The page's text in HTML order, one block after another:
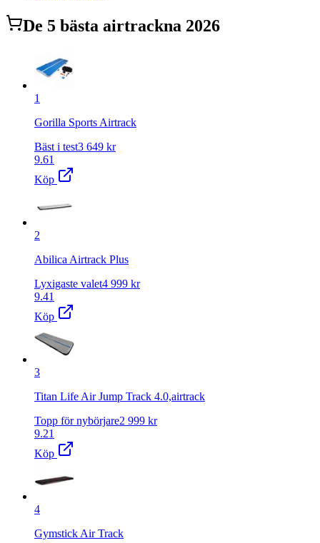
De 5 bästa airtrackna 2026
1
Gorilla Sports Airtrack
Bäst i test3 649 kr
9.61
Köp
2
Abilica Airtrack Plus
Lyxigaste valet4 999 kr
9.41
Köp
3
Titan Life Air Jump Track 4.0,airtrack
Topp för nybörjare2 999 kr
9.21
Köp
4
Gymstick Air Track